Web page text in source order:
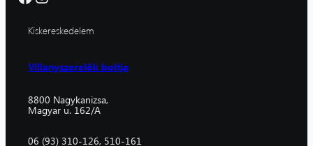
Kiskereskedelem
Villanyszerelők boltja
8800 Nagykanizsa,
Magyar u. 162/A
06 (93) 310-126, 510-161